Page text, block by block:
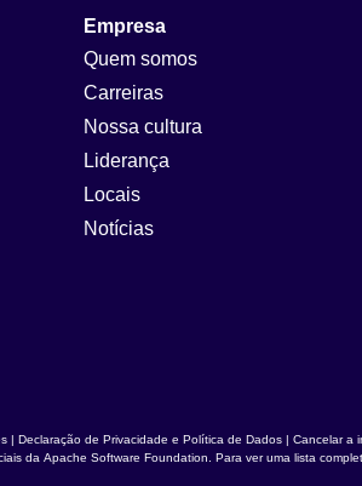
Empresa
Quem somos
Carreiras
Nossa cultura
Liderança
Locais
Notícias
| Declaração de Privacidade e Política de Dados | Cancelar a
da Apache Software Foundation . Para ver uma lista